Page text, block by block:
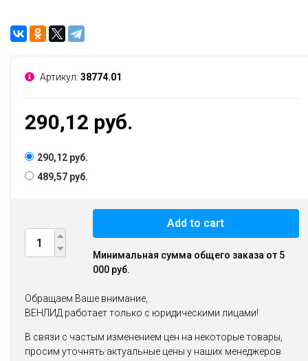
Артикул: 38774.01
290,12 руб.
290,12 руб.
489,57 руб.
Add to cart
Минимальная сумма общего заказа от 5
000 руб.
Обращаем Ваше внимание,
ВЕНЛИД работает только с юридическими лицами!
В связи с частым изменением цен на некоторые товары,
просим уточнять актуальные цены у наших менеджеров